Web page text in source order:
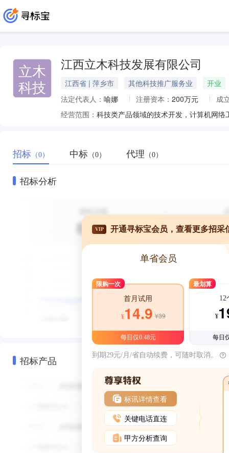
立木
科技
江西立木科技发展有限公司
江西省 | 萍乡市 其他科技推广服务业
开业
法定代表人： 喻娜 注册资本： 200万元
成
经营范围：
招标 （0） 中标 （0） 代理 （0）
招标分析
招标产品
VIP 开通寻标宝会员，查看更多招采
单省会员
限购一次
首月试用
¥14.9 ¥39
每日仅0.48元
最划算
12
¥
每日
到期29元/月/省自动续费，可随时取消。
标讯详情查看
关键电话直连
甲方分析查询